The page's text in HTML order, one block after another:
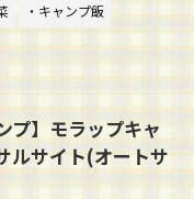
・キャンプ飯
プ】モラップキャ
ルサイト(オートサ